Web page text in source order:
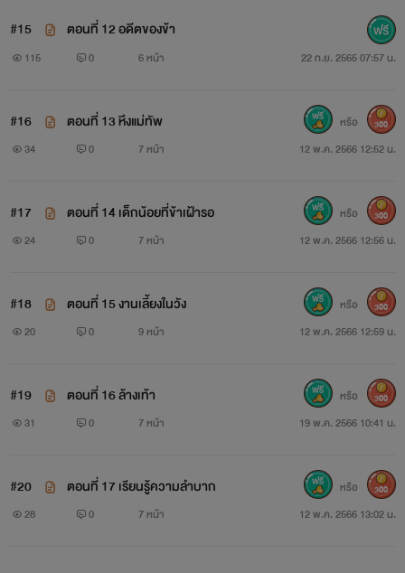
#15 ตอนที่ 12 อดีตของข้า
115 0 6 หน้า 22 ก.ย. 2565 07:57 น.
#16 ตอนที่ 13 หึงแม่ทัพ
34 0 7 หน้า 12 พ.ค. 2566 12:52 น.
หรือ 300
#17 ตอนที่ 14 เด็กน้อยที่ข้าเฝ้ารอ
24 0 7 หน้า 12 พ.ค. 2566 12:56 น.
หรือ 300
#18 ตอนที่ 15 งานเลี้ยงในวัง
20 0 9 หน้า 12 พ.ค. 2566 12:59 น.
หรือ 300
#19 ตอนที่ 16 ล้างเท้า
31 0 7 หน้า 19 พ.ค. 2566 10:41 น.
หรือ 300
#20 ตอนที่ 17 เรียนรู้ความลำบาก
28 0 7 หน้า 12 พ.ค. 2566 13:02 น.
หรือ 300